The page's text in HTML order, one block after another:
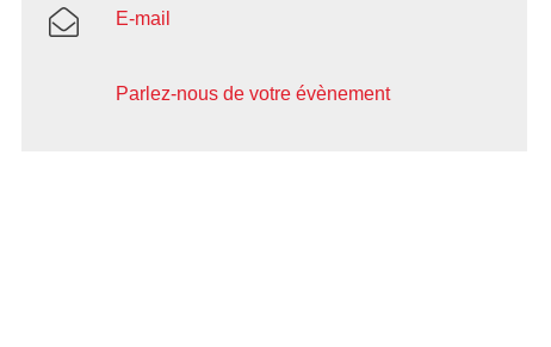
E-mail
Parlez-nous de votre évènement